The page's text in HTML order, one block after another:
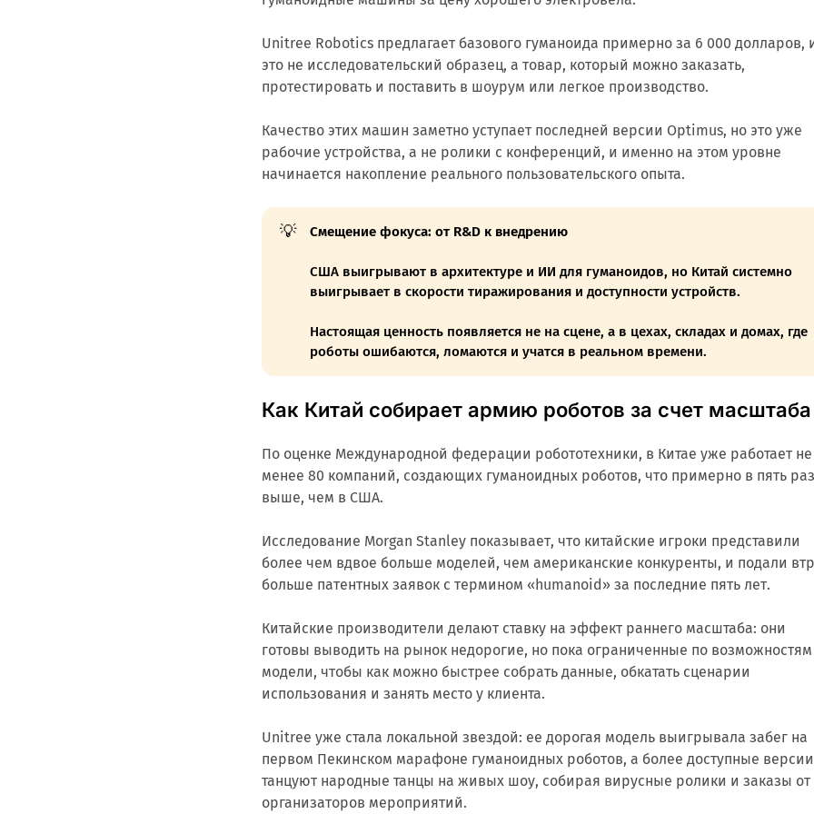
Unitree Robotics предлагает базового гуманоида примерно за 6 000 долларов,
это не исследовательский образец, а товар, который можно заказать,
протестировать и поставить в шоурум или легкое производство.
Качество этих машин заметно уступает последней версии Optimus, но это уже
рабочие устройства, а не ролики с конференций, и именно на этом уровне
начинается накопление реального пользовательского опыта.
💡 Смещение фокуса: от R&D к внедрению
США выигрывают в архитектуре и ИИ для гуманоидов, но Китай системно
выигрывает в скорости тиражирования и доступности устройств.
Настоящая ценность появляется не на сцене, а в цехах, складах и домах, где
роботы ошибаются, ломаются и учатся в реальном времени.
Как Китай собирает армию роботов за счет масштаба
По оценке Международной федерации робототехники, в Китае уже работает не
менее 80 компаний, создающих гуманоидных роботов, что примерно в пять
выше, чем в США.
Исследование Morgan Stanley показывает, что китайские игроки представили
более чем вдвое больше моделей, чем американские конкуренты, и подали
больше патентных заявок с термином «humanoid» за последние пять лет.
Китайские производители делают ставку на эффект раннего масштаба: они
готовы выводить на рынок недорогие, но пока ограниченные по возможностям
модели, чтобы как можно быстрее собрать данные, обкатать сценарии
использования и занять место у клиента.
Unitree уже стала локальной звездой: ее дорогая модель выигрывала забег на
первом Пекинском марафоне гуманоидных роботов, а более доступные версии
танцуют народные танцы на живых шоу, собирая вирусные ролики и заказы от
организаторов мероприятий.